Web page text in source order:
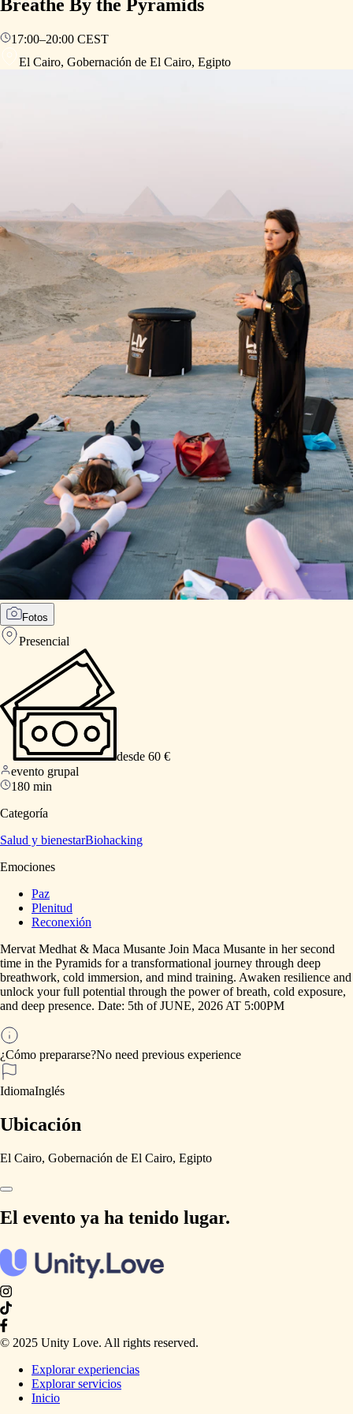
Breathe By the Pyramids
17:00–20:00 CEST
El Cairo, Gobernación de El Cairo, Egipto
Fotos
Presencial
desde 60 €
evento grupal
180 min
Categoría
Salud y bienestarBiohacking
Emociones
Paz
Plenitud
Reconexión
Mervat Medhat & Maca Musante Join Maca Musante in her second
time in the Pyramids for a transformational journey through deep
breathwork, cold immersion, and mind training. Awaken resilience and
unlock your full potential through the power of breath, cold exposure,
and deep presence. Date: 5th of JUNE, 2026 AT 5:00PM
¿Cómo prepararse?No need previous experience
IdiomaInglés
Ubicación
El Cairo, Gobernación de El Cairo, Egipto
El evento ya ha tenido lugar.
© 2025 Unity Love. All rights reserved.
Explorar experiencias
Explorar servicios
Inicio